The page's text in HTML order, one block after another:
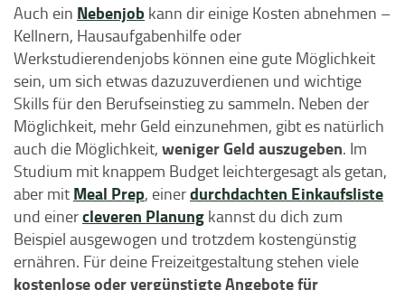
Auch ein Nebenjob kann dir einige Kosten abnehmen –
Kellnern, Hausaufgabenhilfe oder
Werkstudierendenjobs können eine gute Möglichkeit
sein, um sich etwas dazuzuverdienen und wichtige
Skills für den Berufseinstieg zu sammeln. Neben der
Möglichkeit, mehr Geld einzunehmen, gibt es natürlich
auch die Möglichkeit, weniger Geld auszugeben. Im
Studium mit knappem Budget leichtergesagt als getan,
aber mit Meal Prep, einerdurchdachten Einkaufsliste
und einercleveren Planung kannst du dich zum
Beispiel ausgewogen und trotzdem kostengünstig
ernähren. Für deine Freizeitgestaltung stehen viele
kostenlose oder vergünstigte Angebote für